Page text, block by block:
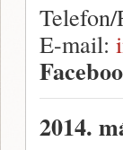
E-mail:
2014.